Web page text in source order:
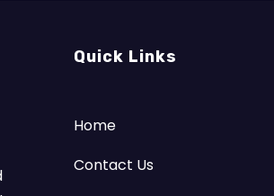
Quick Links
Home
Contact Us